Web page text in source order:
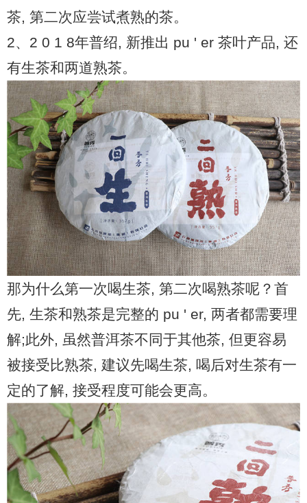
普洱茶品牌
普洱茶产品
普洱茶减肥
普洱茶美容
茶商茶农
茶具茶几
茶, 第二次应尝试煮熟的茶。
2、2 0 1 8年普绍, 新推出 pu ' er 茶叶产品, 还
有生茶和两道熟茶。
那为什么第一次喝生茶, 第二次喝熟茶呢？首
先, 生茶和熟茶是完整的 pu ' er, 两者都需要理
解;此外, 虽然普洱茶不同于其他茶, 但更容易
被接受比熟茶, 建议先喝生茶, 喝后对生茶有一
定的了解, 接受程度可能会更高。